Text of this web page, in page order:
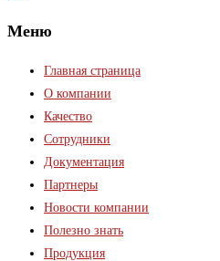
Меню
Главная страница
О компании
Качество
Сотрудники
Документация
Партнеры
Новости компании
Полезно знать
Продукция